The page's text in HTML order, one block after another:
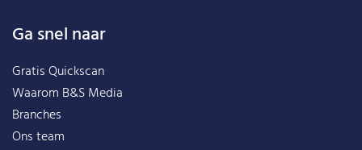
Ga snel naar
Gratis Quickscan
Waarom B&S Media
Branches
Ons team